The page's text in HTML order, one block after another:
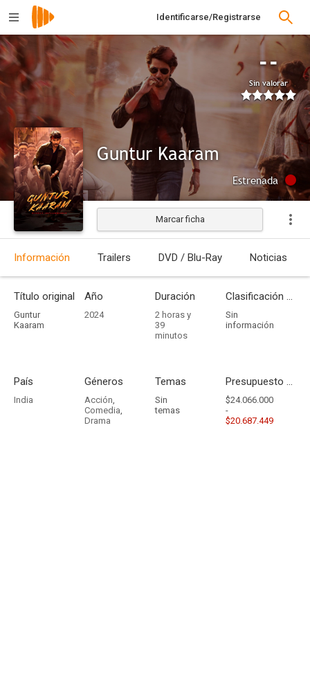
Identificarse/Registrarse
--
Sin valorar
Guntur Kaaram
Estrenada
Marcar ficha
Información Trailers DVD / Blu-Ray Noticias
Título original
Guntur
Kaaram
Año
2024
Duración
2 horas y
39
minutos
Clasificación por edades
Sin
información
País
India
Géneros
Acción,
Comedia,
Drama
Temas
Sin
temas
Presupuesto - Ingresos
$24.066.000
-
$20.687.449